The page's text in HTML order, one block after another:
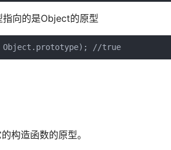
向的是Object的原型
Object.prototype); //true
构造函数的原型。